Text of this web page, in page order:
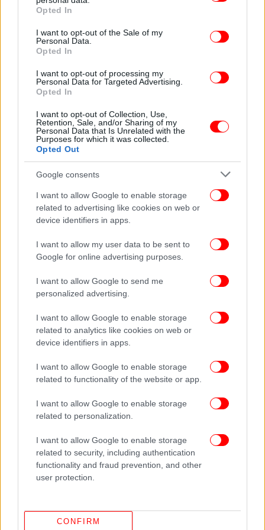
grant or deny consent to Google and its third-party tags to
use your data for below specified purposes in below Google
consent section.
Opted In
I want to opt-out of the Sale of my
Personal Data.
Opted In
I want to opt-out of processing my
Personal Data for Targeted Advertising.
Opted In
I want to opt-out of Collection, Use,
Retention, Sale, and/or Sharing of my
Personal Data that Is Unrelated with the
Purposes for which it was collected.
Opted Out
Google consents
I want to allow Google to enable storage
related to advertising like cookies on web or
device identifiers in apps.
I want to allow my user data to be sent to
Google for online advertising purposes.
I want to allow Google to send me
personalized advertising.
I want to allow Google to enable storage
related to analytics like cookies on web or
device identifiers in apps.
I want to allow Google to enable storage
related to functionality of the website or app.
I want to allow Google to enable storage
related to personalization.
I want to allow Google to enable storage
related to security, including authentication
functionality and fraud prevention, and other
user protection.
CONFIRM
Πιερρακάκη και συγχαρητήρια στον πρωθυπουργό
για τη γενναία κίνηση που θα βοηθήσει να
Ελλάδα. Κατέθεσε πρόταση για ηλεκτρικό ρεύμα και
για ρύθμιση οφειλών σε ΕΦΚΑ.
Μίκα Ιατρίδη: Στον απόηχο της μεγάλης επιτυχίας
της εκλογής Πιερρακάκη. Που αναγνωρίζει η
ευρωπαΐκή ένωση όχι μόνο τις ηγετικές ικανότητες
αλλά και την πρόοδο που έχει κάνει η χώρα μας στις
δημόσιες πολιτικές.
Η κυβέρνηση αξιοποιεί την οικονομική πρόοδο
προς όφελος της κοινωνίας. Ωστόσο υπάρχουν
αρκετά θέματα που πρέπει να λύσουμε. Είναι πολύ
σημαντική η κίνηση σας που καλείτε τους αγρότες
για να συζητήσουμε τα προβλήματα. Η
μεταρρύθμιση στον ΟΠΕΚΕΠΕ είναι στη σωστή
κατεύθυνση αυτή τη στιγμή.
: Να συγχαρώ τον
υπουργό οικονομικών για την μεγάλη επιτυχία του.
Όλοι γνωρίζουμε τις δυσκολίες που αντιμετώπισε
αυτή η η κυβέρνηση για να φτάσουμε μέχρι εδώ και
όλοι τις προκλήσεις που αντιμετωπίζουμε.
Ακόμα και έτσι δεν μπορεί να αμφισβητηθεί η
ακόμα κι από κανένα σχηματισμό.
Ο προϋπολογισμός ευκαιρία να μιλήσουμε στους
πολίτες για όσα έγιναν και όσα θα γίνουν και ακόμη
να τους πούμε και άβολες αλήθειες.
Βασίλης Οικονόμου
κάποιες πολιτικές δεν έχουν την απόδοση που θα
θέλαμε σε πολιτες. Ο ΟΠΕΚΕΠΕ είναι προς την